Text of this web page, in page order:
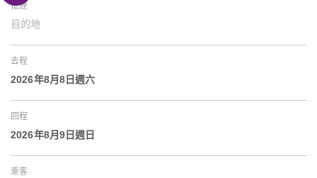
抵達
目的地
去程
2026年8月8日週六
回程
2026年8月9日週日
乘客